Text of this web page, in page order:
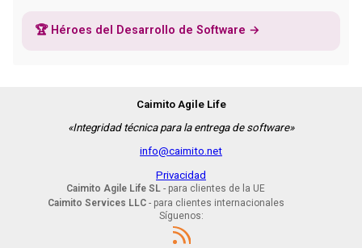
🏆 Héroes del Desarrollo de Software →
Caimito Agile Life
«Integridad técnica para la entrega de software»
info@caimito.net
Privacidad
Caimito Agile Life SL - para clientes de la UE
Caimito Services LLC- para clientes internacionales
Síguenos: